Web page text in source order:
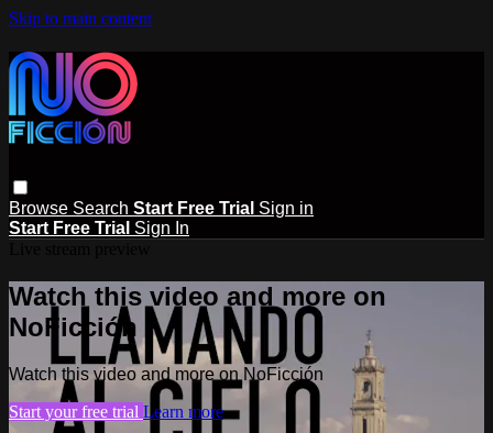
Skip to main content
Browse Search Start Free Trial Sign in
Start Free Trial Sign In
Watch this video and more on
NoFicción
Watch this video and more on NoFicción
Start your free trial Learn more